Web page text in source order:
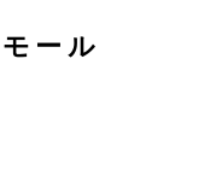
ール